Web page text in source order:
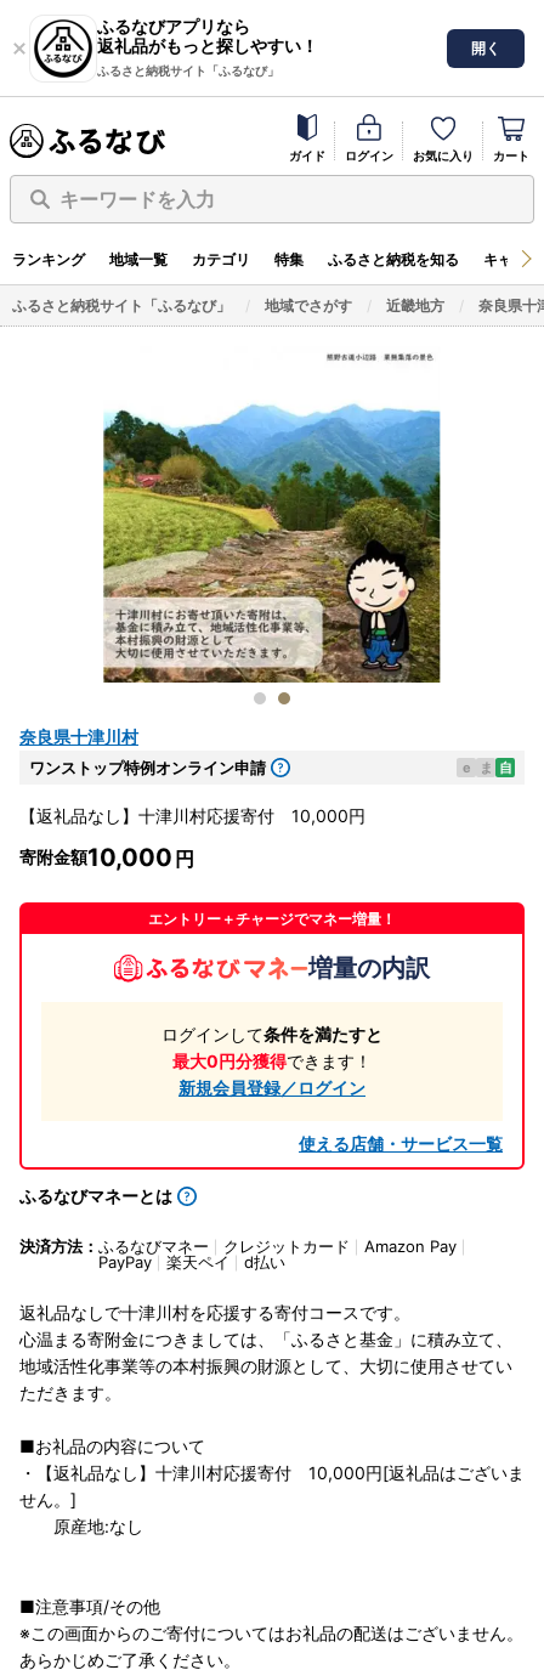
ふるなびアプリなら
返礼品がもっと探しやすい！
ふるさと納税サイト「ふるなび」
開く
ガイド ログイン お気に入り カート
キーワードを入力
ランキング 地域一覧 カテゴリ 特集 ふるさと納税を知る キャン
ふるさと納税サイト「ふるなび」 地域でさがす 近畿地方 奈良県十
奈良県十津川村
ワンストップ特例オンライン申請 e ま 自
【返礼品なし】十津川村応援寄付 10,000円
寄附金額10,000
エントリー＋チャージでマネー増量！
増量の内訳
ログインして条件を満たすと
最大0円分獲得できます！
新規会員登録／ログイン
使える店舗・サービス一覧
ふるなびマネーとは
決済方法： ふるなびマネー クレジットカード
Amazon Pay
PayPay
楽天ペイ d払い
返礼品なしで十津川村を応援する寄付コースです。
心温まる寄附金につきましては、「ふるさと基金」に積み立て、
地域活性化事業等の本村振興の財源として、大切に使用させてい
ただきます。
■お礼品の内容について
・【返礼品なし】十津川村応援寄付 10,000円[返礼品はございま
せん。]
原産地:なし
■注意事項/その他
※この画面からのご寄付についてはお礼品の配送はございません。
あらかじめご了承ください。